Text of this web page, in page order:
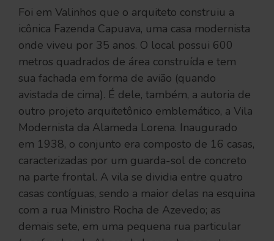
Foi em Valinhos que o arquiteto construiu a
icônica Fazenda Capuava, uma casa modernista
onde viveu por 35 anos. O local possui 600
metros quadrados de área construída e tem
sua fachada em forma de avião (quando
avistada de cima). É dele, também, a autoria de
outro projeto arquitetônico emblemático, a Vila
Modernista da Alameda Lorena. Inaugurado
em 1938, o conjunto era composto de 16 casas,
caracterizadas por um guarda-sol de concreto
na parte frontal. A vila se dividia entre quatro
casas contíguas, sendo a maior delas na esquina
com a rua Ministro Rocha de Azevedo; as
demais sete, em uma pequena rua particular